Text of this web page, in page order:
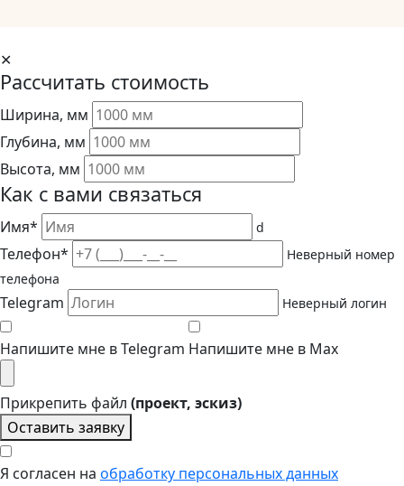
✕
Рассчитать стоимость
Ширина, мм
Глубина, мм
Высота, мм
Как с вами связаться
Имя* d
Телефон*
Неверный номер
телефона
Telegram Неверный логин
Напишите мне в Telegram Напишите мне в Max
Прикрепить файл (проект, эскиз)
Оставить заявку
Я согласен на обработку персональных данных